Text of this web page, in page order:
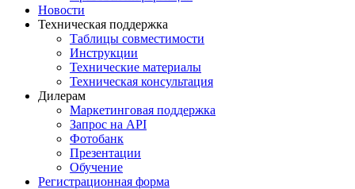
Новости
Техническая поддержка
Таблицы совместимости
Инструкции
Технические материалы
Техническая консультация
Дилерам
Маркетинговая поддержка
Запрос на API
Фотобанк
Презентации
Обучение
Регистрационная форма